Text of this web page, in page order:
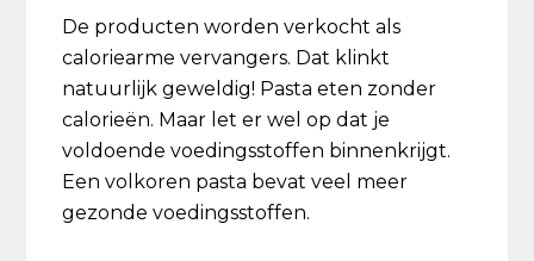
De producten worden verkocht als
caloriearme vervangers. Dat klinkt
natuurlijk geweldig! Pasta eten zonder
calorieën. Maar let er wel op dat je
voldoende voedingsstoffen binnenkrijgt.
Een volkoren pasta bevat veel meer
gezonde voedingsstoffen.